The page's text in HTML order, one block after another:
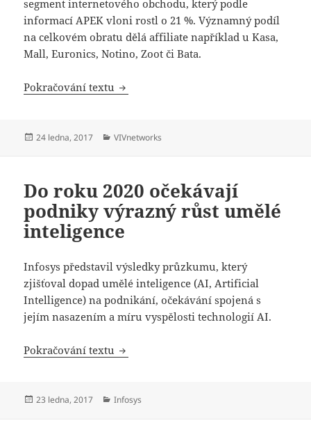
segment internetového obchodu, který podle
informací APEK vloni rostl o 21 %. Významný podíl
na celkovém obratu dělá affiliate například u Kasa,
Mall, Euronics, Notino, Zoot či Bata.
Pokračování textu Affiliate marketing roste rychleji než
Publikováno:
24 ledna, 2017 Rubriky:
VIVnetworks
Do roku 2020 očekávají
podniky výrazný růst umělé
inteligence
Infosys představil výsledky průzkumu, který
zjišťoval dopad umělé inteligence (AI, Artificial
Intelligence) na podnikání, očekávání spojená s
jejím nasazením a míru vyspělosti technologií AI.
Pokračování textu Do roku 2020 očekávají podniky
Publikováno:
23 ledna, 2017 Rubriky:
Infosys